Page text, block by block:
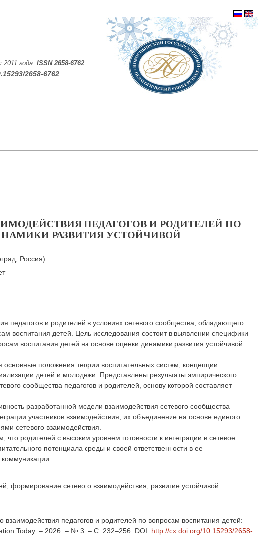
года. ISSN 2658-6762
2658-6762
ПЕДАГОГОВ И РОДИТЕЛЕЙ ПО
РАЗВИТИЯ УСТОЙЧИВОЙ
Россия)
педагогов и родителей в условиях сетевого сообщества, обладающего
воспитания детей. Цель исследования состоит в выявлении специфики
воспитания детей на основе оценки динамики развития устойчивой
положения теории воспитательных систем, концепции
детей и молодежи. Представлены результаты эмпирического
сообщества педагогов и родителей, основу которой составляет
разработанной модели взаимодействия сетевого сообщества
участников взаимодействия, их объединение на основе единого
сетевого взаимодействия.
родителей с высоким уровнем готовности к интеграции в сетевое
потенциала среды и своей ответственности в ее
формирование сетевого взаимодействия; развитие устойчивой
педагогов и родителей по вопросам воспитания детей:
Today. – 2026. – № 3. – С. 232–256. DOI: http://dx.doi.org/10.15293/2658-